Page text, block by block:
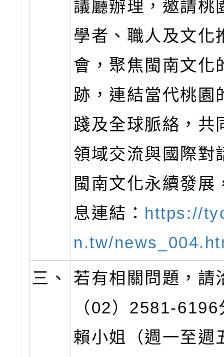
議廳辦理，邀請桃
學者、職人及文化
會，聚焦閩南文化
跡，連結當代桃園
踐及全球脈絡，共
領域交流與國際對
閩南文化永續發展
息連結： https://
n.tw/
三、
若有相關問題，請
（02）2581-
賴小姐（週一至週